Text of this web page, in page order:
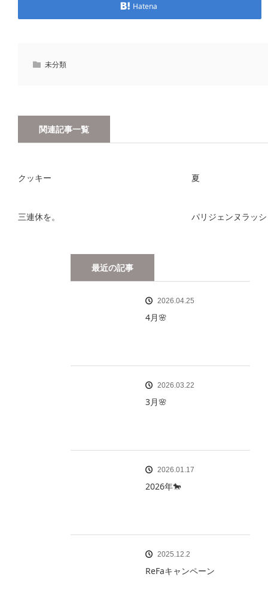
Hatena
未分類
関連記事一覧
クッキー 夏
三連休を。 パリジェンヌラッ
最近の記事
2026.04.25
4月🌸
2026.03.22
3月🌸
2026.01.17
2026年🐎
2025.12.2
ReFaキャンペーン